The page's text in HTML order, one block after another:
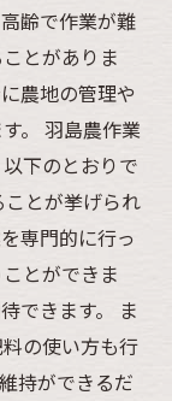
齢で作業が難
とがありま
農地の管理や
。 羽島農作業
下のとおりで
とが挙げられ
専門的に行っ
とができま
できます。 ま
の使い方も行
持ができるだ